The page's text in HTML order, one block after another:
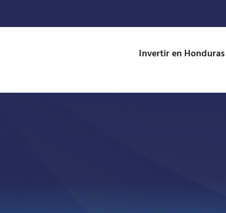
Invertir en Honduras